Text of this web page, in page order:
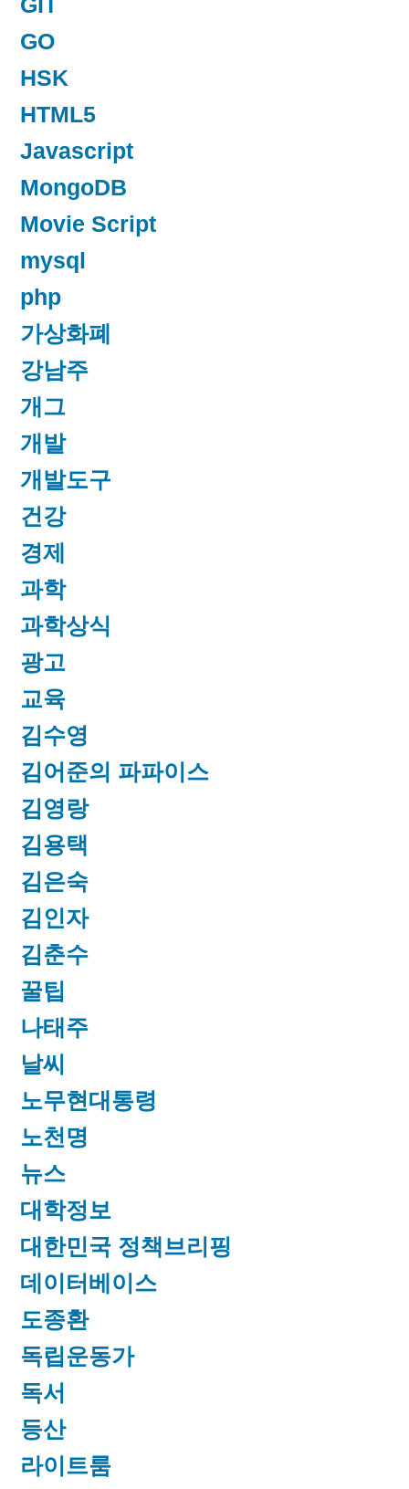
GIT
GO
HSK
HTML5
Javascript
MongoDB
Movie Script
mysql
php
가상화폐
강남주
개그
개발
개발도구
건강
경제
과학
과학상식
광고
교육
김수영
김어준의 파파이스
김영랑
김용택
김은숙
김인자
김춘수
꿀팁
나태주
날씨
노무현대통령
노천명
뉴스
대학정보
대한민국 정책브리핑
데이터베이스
도종환
독립운동가
독서
등산
라이트룸